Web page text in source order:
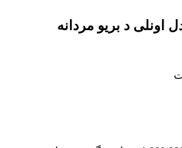
اونلی د بریو مردانه